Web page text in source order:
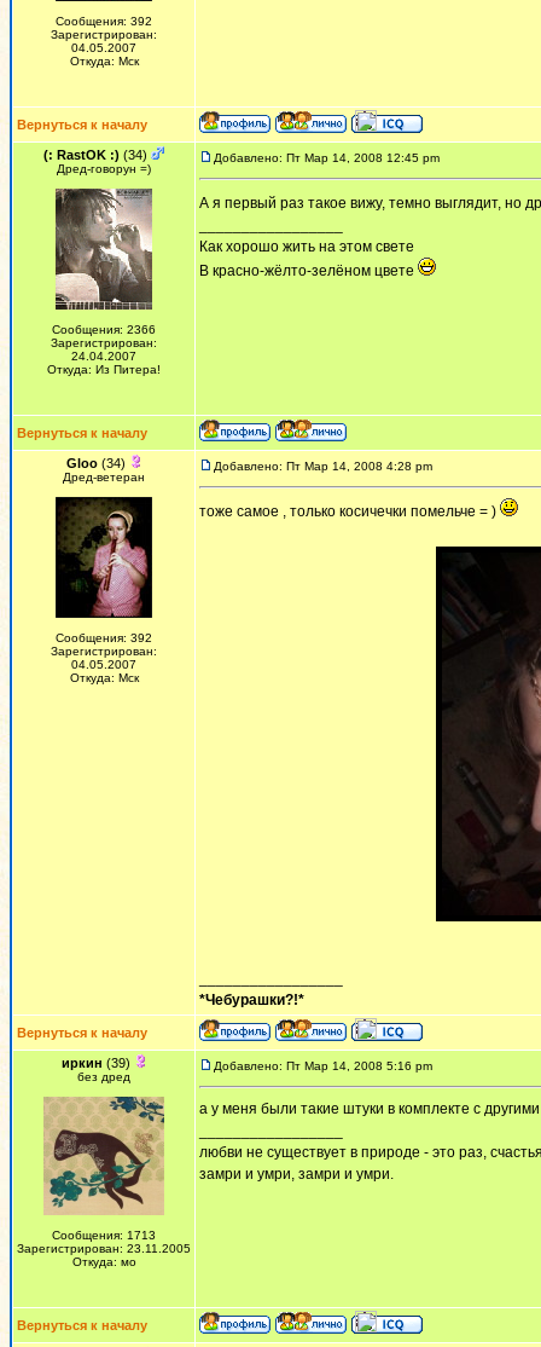
Сообщения: 392
Зарегистрирован:
04.05.2007
Откуда: Мск
Вернуться к началу
(: RastOK :) (34)
Дред-говорун =)
Сообщения: 2366
Зарегистрирован:
24.04.2007
Откуда: Из Питера!
Добавлено: Пт Мар 14, 2008 12:45 pm
А я первый раз такое вижу, темно выглядит, но
Как хорошо жить на этом свете
В красно-жёлто-зелёном цвете
Вернуться к началу
Gloo(34)
Дред-ветеран
Сообщения: 392
Зарегистрирован:
04.05.2007
Откуда: Мск
Добавлено: Пт Мар 14, 2008 4:28 pm
тоже самое , только косичечки помельче = )
*Чебурашки?!*
Вернуться к началу
иркин (39)
без дред
Сообщения: 1713
Зарегистрирован: 23.11.2005
Откуда: мо
Добавлено: Пт Мар 14, 2008 5:16 pm
а у меня были такие штуки в комплекте с
любви не существует в природе - это раз,
замри и умри, замри и умри.
Вернуться к началу